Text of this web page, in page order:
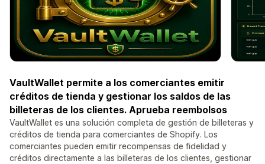
VaultWallet permite a los comerciantes emitir
créditos de tienda y gestionar los saldos de las
billeteras de los clientes. Aprueba reembolsos
VaultWallet es una solución completa de gestión de billeteras y
créditos de tienda para comerciantes de Shopify. Los
comerciantes pueden emitir recompensas de fidelidad y
créditos directamente a las billeteras de los clientes, gestionar